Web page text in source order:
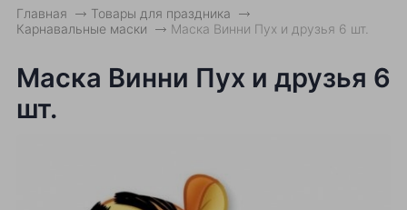
Главная
Товары для праздника
Карнавальные маски
Маска Винни Пух и друзья 6 шт.
Маска Винни Пух и друзья 6
шт.